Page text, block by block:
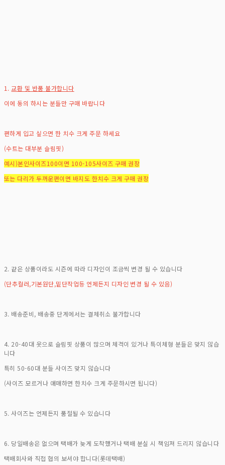
1.교환 및 반품 불가합니다
이에 동의 하시는 분들만 구매 바랍니다
편하게 입고 싶으면 한 치수 크게 주문 하세요
(수트는 대부분 슬림핏)
예시)본인사이즈100이면 100-105사이즈 구매 권장
또는 다리가 두꺼운편이면 바지도 한치수 크게 구매 권장
2. 같은 상품이라도 시즌에 따라 디자인이 조금씩 변경 될 수 있습니다
(단추컬러,기본원단,밑단작업등 언제든지 디자인 변경 될 수 있음)
3. 배송준비, 배송중 단계에서는 결체취소 불가합니다
4. 20-40대 옷으로 슬림핏 상품이 많으며 체격이 있거나 특이체형 분들은 맞지 않습
니다
특히 50-60대 분들 사이즈 맞지 않습니다
(사이즈 모르거나 애매하면 한치수 크게 주문하시면 됩니다)
5. 사이즈는 언제든지 품절될 수 있습니다
6. 당일배송은 없으며 택배가 늦게 도착했거나 택배 분실 시 책임져 드리지 않습니다
택배회사와 직접 협의 보셔야 합니다(롯데택배)